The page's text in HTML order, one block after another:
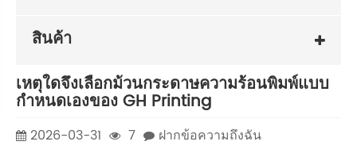
สินค้า
เหตุใดจึงเลือกม้วนกระดาษความร้อนพิมพ์แบบ
กำหนดเองของ GH Printing
2026-03-31 7
ฝากข้อความถึงฉัน